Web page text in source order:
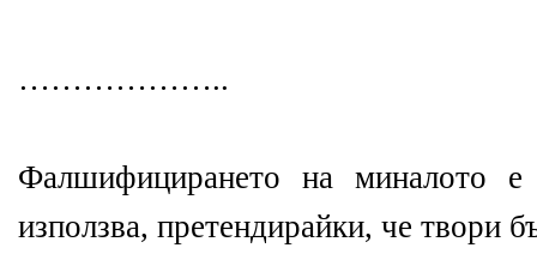
………………..
Фалшифицирането на миналото е
използва, претендирайки, че твори